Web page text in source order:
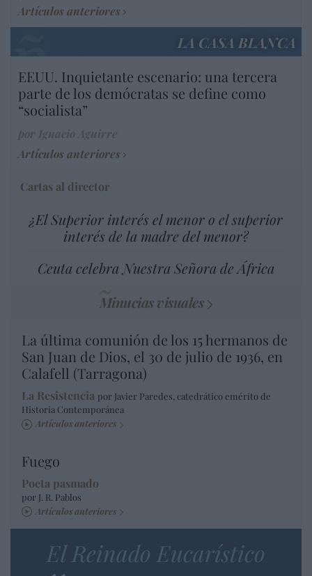
Artículos anteriores
LA CASA BLANCA
EEUU. Inquietante escenario: una tercera
parte de los demócratas se define como
“socialista”
Artículos anteriores
Cartas al director
¿El Superior interés el menor o el superior
interés de la madre del menor?
Ceuta celebra Nuestra Señora de África
Minucias visuales
La última comunión de los 15 hermanos de
San Juan de Dios, el 30 de julio de 1936, en
Calafell (Tarragona)
La Resistencia por Javier Paredes, catedrático emérito de
Historia Contemporánea
Artículos anteriores
Fuego
Poeta pasmado
por J. R. Pablos
Artículos anteriores
El Reinado Eucarístico